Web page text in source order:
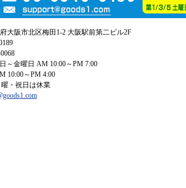
大阪市北区梅田1-2 大阪駅前第二ビル2F
～金曜日 AM 10:00～PM 7:00
10:00～PM 4:00
・祝日は休業